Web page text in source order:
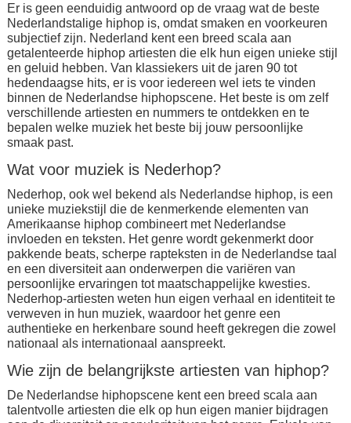
Er is geen eenduidig antwoord op de vraag wat de beste
Nederlandstalige hiphop is, omdat smaken en voorkeuren
subjectief zijn. Nederland kent een breed scala aan
getalenteerde hiphop artiesten die elk hun eigen unieke stijl
en geluid hebben. Van klassiekers uit de jaren 90 tot
hedendaagse hits, er is voor iedereen wel iets te vinden
binnen de Nederlandse hiphopscene. Het beste is om zelf
verschillende artiesten en nummers te ontdekken en te
bepalen welke muziek het beste bij jouw persoonlijke
smaak past.
Wat voor muziek is Nederhop?
Nederhop, ook wel bekend als Nederlandse hiphop, is een
unieke muziekstijl die de kenmerkende elementen van
Amerikaanse hiphop combineert met Nederlandse
invloeden en teksten. Het genre wordt gekenmerkt door
pakkende beats, scherpe rapteksten in de Nederlandse taal
en een diversiteit aan onderwerpen die variëren van
persoonlijke ervaringen tot maatschappelijke kwesties.
Nederhop-artiesten weten hun eigen verhaal en identiteit te
verweven in hun muziek, waardoor het genre een
authentieke en herkenbare sound heeft gekregen die zowel
nationaal als internationaal aanspreekt.
Wie zijn de belangrijkste artiesten van hiphop?
De Nederlandse hiphopscene kent een breed scala aan
talentvolle artiesten die elk op hun eigen manier bijdragen